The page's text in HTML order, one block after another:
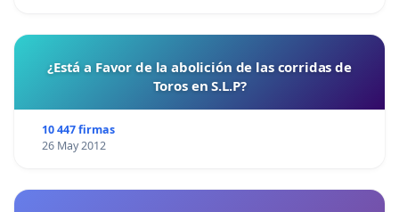
¿Está a Favor de la abolición de las corridas de
Toros en S.L.P?
10 447 firmas
26 May 2012